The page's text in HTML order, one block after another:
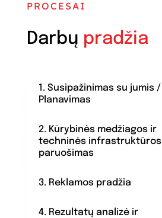
PROCESAI
Darbų pradžia
1. Susipažinimas su jumis /
Planavimas
2. Kūrybinės medžiagos ir
techninės infrastruktūros
paruošimas
3. Reklamos pradžia
4. Rezultatų analizė ir